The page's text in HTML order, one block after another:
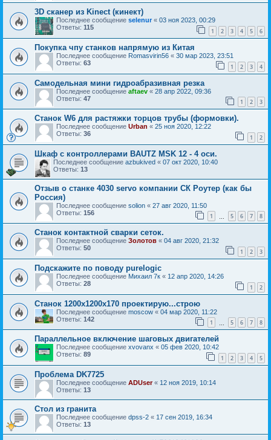
3D сканер из Kinect (кинект)
Последнее сообщение selenur « 03 ноя 2023, 00:29
Ответы: 115 1 2 3 4 5 6
Покупка чпу станков напрямую из Китая
Последнее сообщение Romasvirin56 « 30 мар 2023, 23:51
Ответы: 63 1 2 3 4
Самодельная мини гидроабразивная резка
Последнее сообщение aftaev « 28 апр 2022, 09:36
Ответы: 47 1 2 3
Станок W6 для растяжки торцов трубы (формовки).
Последнее сообщение Urban « 25 ноя 2020, 12:22
Ответы: 36 1 2
Шкаф с контроллерами BAUTZ MSK 12 - 4 оси.
Последнее сообщение azbukived « 07 окт 2020, 10:40
Ответы: 13
Отзыв о станке 4030 servo компании СК Роутер (как бы
Россия)
Последнее сообщение solion « 27 авг 2020, 11:50
Ответы: 156 1 5 6 7 8
Станок контактной сварки сеток.
Последнее сообщение Золотов « 04 авг 2020, 21:32
Ответы: 50 1 2 3
Подскажите по поводу purelogic
Последнее сообщение Михаил 7к « 12 апр 2020, 14:26
Ответы: 28 1 2
Станок 1200х1200х170 проектирую...строю
Последнее сообщение moscow « 04 мар 2020, 11:22
Ответы: 142 1 5 6 7 8
Параллельное включение шаговых двигателей
Последнее сообщение xvovanx « 05 фев 2020, 10:42
Ответы: 89 1 2 3 4 5
Проблема DK7725
Последнее сообщение ADUser« 12 ноя 2019, 10:14
Ответы: 13
Стол из гранита
Последнее сообщение dpss-2 « 17 сен 2019, 16:34
Ответы: 13